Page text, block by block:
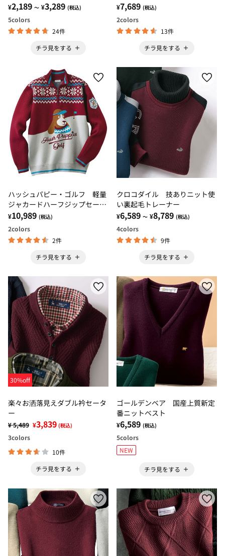
¥2,189 ～ ¥3,289 (税込)
5colors
24件
チラ見をする
¥7,689 (税込)
2colors
13件
チラ見をする
ハッシュパピー・ゴルフ 軽量
ジャカードハーフジップセータ
ー
¥10,989 (税込)
2colors
2件
チラ見をする
クロコダイル 技ありニット使
い裏起毛トレーナー
¥6,589 ～ ¥8,789 (税込)
4colors
9件
チラ見をする
30%off
楽々お洒落見えダブル衿セータ
ー
¥ 5,489 ¥3,839 (税込)
3colors
10件
チラ見をする
ゴールデンベア 国産上質新定
番ニットベスト
¥6,589 (税込)
5colors
NEW
チラ見をする